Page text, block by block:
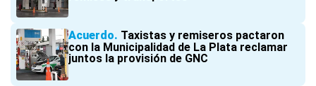
Acuerdo Taxistas y remiseros pactaron
con la Municipalidad de La Plata reclamar
juntos la provisión de GNC